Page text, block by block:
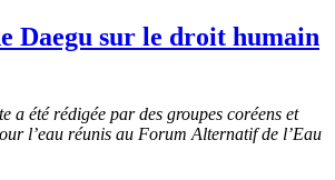
Daegu sur le droit humain
a été rédigée par des groupes coréens et
l’eau réunis au Forum Alternatif de l’Eau